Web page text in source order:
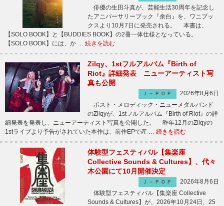
俳優の生田斗真が、芸能生活30周年を記念し
たアニバーサリーブック『余白』を、ワニブッ
クスより10月7日に発売される。 本書は、
【SOLO BOOK】と【BUDDIES BOOK】の2冊一体仕様となっている。
【SOLO BOOK】には、か … 続きを読む
Zilqy、1stフルアルバム『Birth of
Riot』詳細発表 ニューアーティスト写
真も公開
Ｊ－ＰＯＰ
2026年8月6日
ポスト・メロディック・ニューメタルバンド
のZilqyが、1stフルアルバム『Birth of Riot』の詳
細発表を発表し、ニューアーティスト写真を公開した。 昨年12月のZilqyの
1stライブより予告がされていた本作は、前作EPで産 … 続きを読む
体験型フェスティバル【集楽座
Collective Sounds & Cultures】、代々
木公園にて10月開催決定
Ｊ－ＰＯＰ
2026年8月6日
体験型フェスティバル【集楽座 Collective
Sounds & Cultures】が、2026年10月24日、25